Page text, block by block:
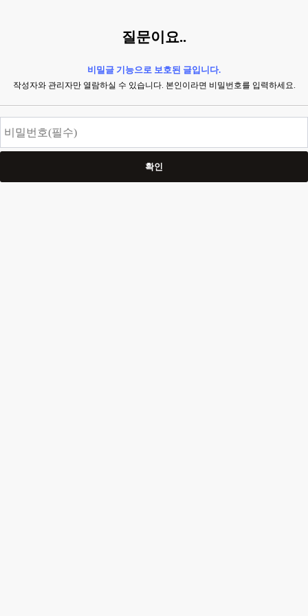
질문이요..
비밀글 기능으로 보호된 글입니다.
작성자와 관리자만 열람하실 수 있습니다. 본인이라면 비밀번호를 입력하세요.